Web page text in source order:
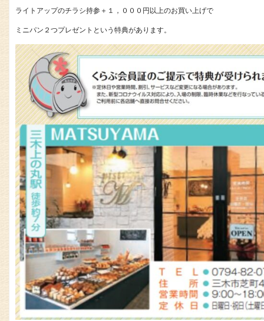
ライトアップのチラシ持参＋１，０００円以上のお買い上げで
ミニパン２つプレゼントという特典があります。